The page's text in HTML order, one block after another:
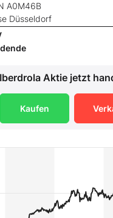
A0M46B
Düsseldorf
Iberdrola Aktie jetzt
Kaufen